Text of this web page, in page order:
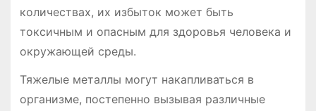
количествах, их избыток может быть
токсичным и опасным для здоровья человека и
окружающей среды.
Тяжелые металлы могут накапливаться в
организме, постепенно вызывая различные